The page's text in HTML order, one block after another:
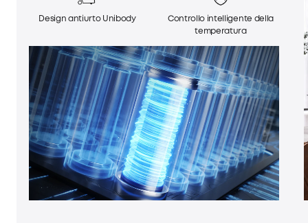
Design antiurto Unibody
Controllo intelligente della
temperatura